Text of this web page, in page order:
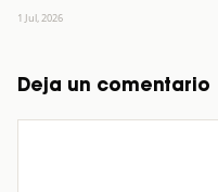
1 Jul, 2026
Deja un comentario
Comentario